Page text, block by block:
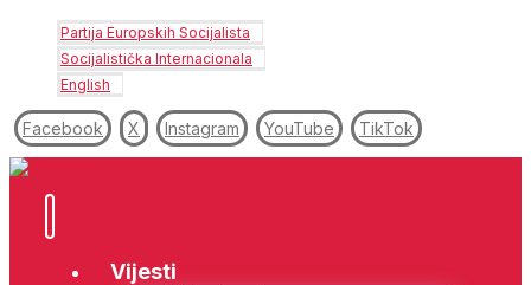
Partija Europskih Socijalista
Socijalistička Internacionala
English
Facebook X Instagram YouTube TikTok
Vijesti